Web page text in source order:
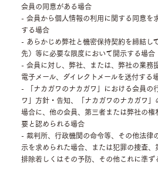
会員の同意がある場合
- 会員から個人情報の利用に関する同意を
する場合
- あらかじめ弊社と機密保持契約を締結し
先）等に必要な限度において開示する場合
- 会員に対し、弊社、または、弊社の業務
電子メール、ダイレクトメールを送付する
- 「ナカガワのナカガワ」における会員の
ワ」方針・告知、「ナカガワのナカガワ
場合に、他の会員、第三者または弊社の
要と認められる場合
- 裁判所、行政機関の命令等、その他法律
示を求められた場合、または犯罪の捜査
排除若しくはその予防、その他これに準ず